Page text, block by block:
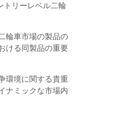
リーレベル二輪
輪車市場の製品の
ける同製品の重要
環境に関する貴重
ナミックな市場内